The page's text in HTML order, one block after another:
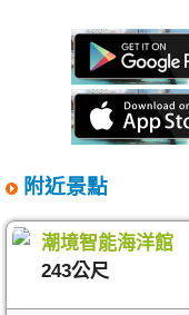
附近景點
潮境智能海洋館
243公尺